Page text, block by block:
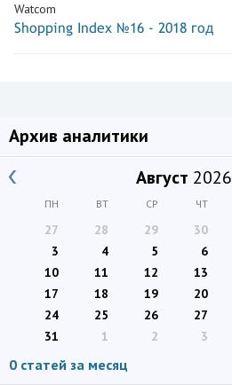
Watcom
Shopping Index №16 - 2018 год
Архив аналитики
Август 2026
ПН ВТ СР ЧТ
27 28 29 30
3
4 5 6
10
11 12 13
17
18 19 20
24
25 26 27
31
1 2 3
0 статей за месяц